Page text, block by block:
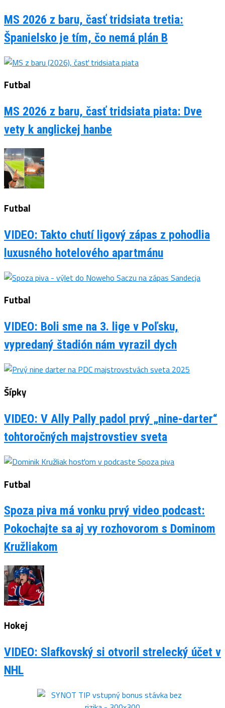
MS 2026 z baru, časť tridsiata tretia:
Španielsko je tím, čo nemá plán B
Futbal
MS 2026 z baru, časť tridsiata piata: Dve
vety k anglickej hanbe
Futbal
VIDEO: Takto chutí ligový zápas z pohodlia
luxusného hotelového apartmánu
Futbal
VIDEO: Boli sme na 3. lige v Poľsku,
vypredaný štadión nám vyrazil dych
Šípky
VIDEO: V Ally Pally padol prvý „nine-darter“
tohtoročných majstrovstiev sveta
Futbal
Spoza piva má vonku prvý video podcast:
Pokochajte sa aj vy rozhovorom s Dominom
Kružliakom
Hokej
VIDEO: Slafkovský si otvoril strelecký účet v
NHL